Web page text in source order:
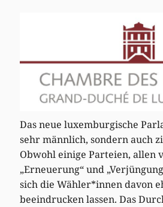
Das neue luxemburgische
sehr männlich, sondern auch
Obwohl einige Parteien, allen
„Erneuerung“ und
sich die Wähler*innen davon
beeindrucken lassen. Das